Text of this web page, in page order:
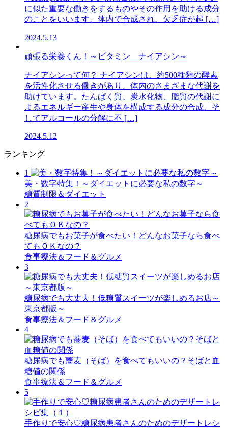
に似た重要な働きをするものやその作用を助ける成分
のことをいいます。体内で合成され、欠乏症が起 […]
2024.5.13
頑張る栄養くん！～ビタミン ナイアシン～
ナイアシンって何？ ナイアシンは、約500種類の酵素
を活性化させる働きがあり、体内のさまざまな代謝を
助けています。たんぱく質、炭水化物、脂質の代謝に
よるエネルギー産生や身体を構成する成分の合成、そ
してアルコールの分解に不 […]
2024.5.12
ランキング
1
美・数字特集！～ダイエットに必要な私の数字～
糖質制限＆ダイエット
2
糖尿病でもお菓子が食べたい！どんなお菓子なら食べ
てもＯＫなの？
食事療法＆フード＆グルメ
3
糖尿病でも大丈夫！低糖質スイーツが楽しめるお店～
東京都版～
食事療法＆フード＆グルメ
4
糖尿病でも蕎麦（そば）を食べてもいいの？そばと血
糖値の関係
食事療法＆フード＆グルメ
5
手作りで安心♡糖尿病患者さんのためのデザートレシ